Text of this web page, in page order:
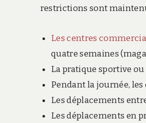
restrictions sont
Les centres
quatre semaines
La pratique sportive
Pendant la journée, les
Les déplacements
Les déplacements en